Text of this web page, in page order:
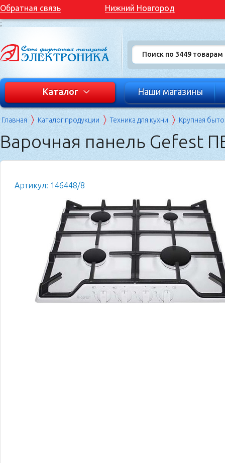
Обратная связь Нижний Новгород
;
Каталог Наши магазины
Главная Каталог продукции Техника для кухни Крупная
Варочная панель Gefest
Артикул: 146448/8